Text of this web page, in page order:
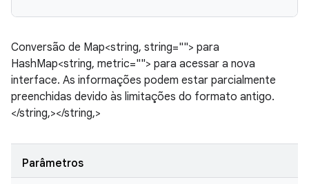
Conversão de Map<string, string=""> para
HashMap<string, metric=""> para acessar a nova
interface. As informações podem estar parcialmente
preenchidas devido às limitações do formato antigo.
</string,></string,>
Parâmetros